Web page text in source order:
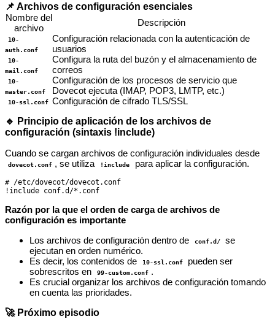
📌 Archivos de configuración esenciales
Nombre del
archivo
Descripción
10-
auth.conf
Configuración relacionada con la autenticación de
usuarios
10-
mail.conf
Configura la ruta del buzón y el almacenamiento de
correos
10-
master.conf
Configuración de los procesos de servicio que
Dovecot ejecuta (IMAP, POP3, LMTP, etc.)
10-ssl.conf Configuración de cifrado TLS/SSL
🔹 Principio de aplicación de los archivos de
configuración (sintaxis !include)
Cuando se cargan archivos de configuración individuales desde
dovecot.conf , se utiliza !include para aplicar la configuración.
# /etc/dovecot/dovecot.conf
Razón por la que el orden de carga de archivos de
configuración es importante
Los archivos de configuración dentro de
conf.d/
se
ejecutan en orden numérico.
Es decir, los contenidos de
10-ssl.conf
pueden ser
sobrescritos en
99-custom.conf .
Es crucial organizar los archivos de configuración tomando
en cuenta las prioridades.
🚀 Próximo episodio